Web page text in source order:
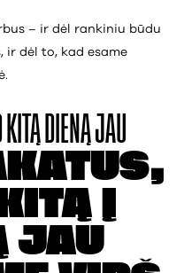
– ir dėl rankiniu būdu
ir dėl to, kad esame
KITĄ DIENĄ JAU
JAU